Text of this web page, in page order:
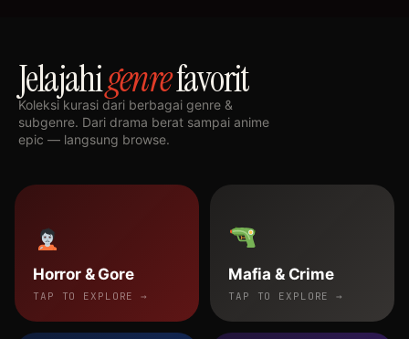
Jelajahigenrefavorit
Koleksi kurasi dari berbagai genre &
subgenre. Dari drama berat sampai anime
epic — langsung browse.
Horror & Gore
TAP TO EXPLORE →
Mafia & Crime
TAP TO EXPLORE →